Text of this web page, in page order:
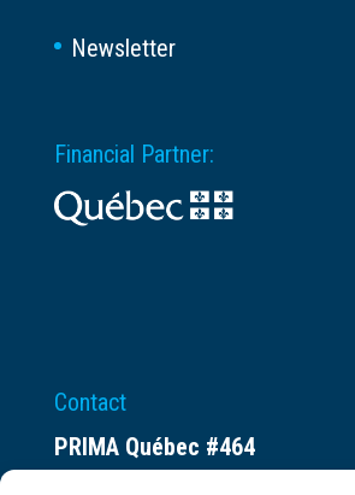
Newsletter
Financial Partner:
Contact
PRIMA Québec #464